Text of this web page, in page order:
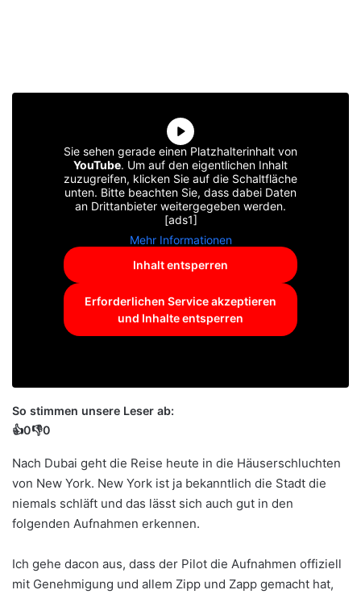
Sie sehen gerade einen Platzhalterinhalt von
YouTube. Um auf den eigentlichen Inhalt
zuzugreifen, klicken Sie auf die Schaltfläche
unten. Bitte beachten Sie, dass dabei Daten
an Drittanbieter weitergegeben werden.
[ads1]
Mehr Informationen
Inhalt entsperren
Erforderlichen Service akzeptieren
und Inhalte entsperren
So stimmen unsere Leser ab:
👍0👎0
Nach Dubai geht die Reise heute in die Häuserschluchten
von New York. New York ist ja bekanntlich die Stadt die
niemals schläft und das lässt sich auch gut in den
folgenden Aufnahmen erkennen.
Ich gehe dacon aus, dass der Pilot die Aufnahmen offiziell
mit Genehmigung und allem Zipp und Zapp gemacht hat,